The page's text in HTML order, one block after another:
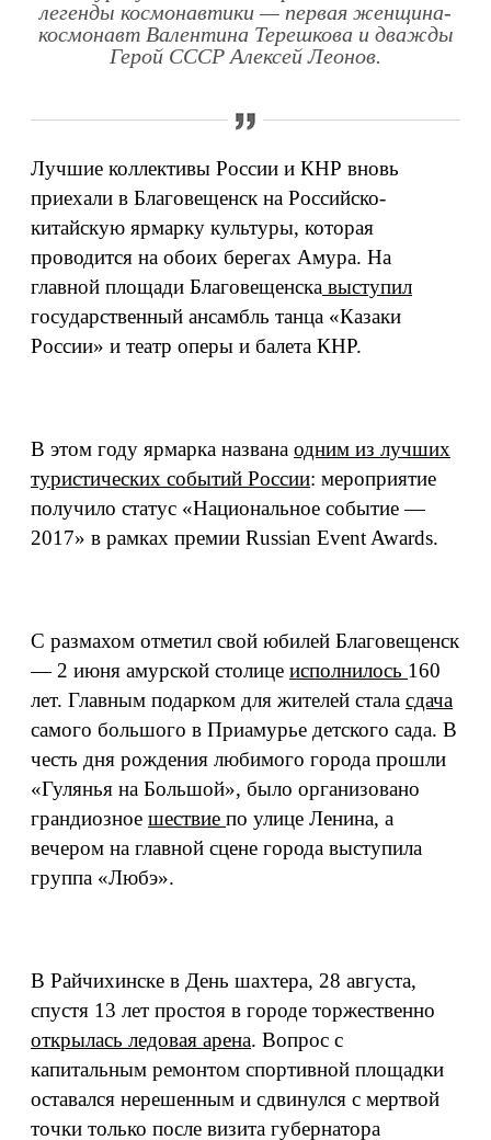
легенды космонавтики — первая женщина-
космонавт Валентина Терешкова и дважды
Герой СССР Алексей Леонов.
Лучшие коллективы России и КНР вновь
приехали в Благовещенск на Российско-
китайскую ярмарку культуры, которая
проводится на обоих берегах Амура. На
главной площади Благовещенска выступил
государственный ансамбль танца «Казаки
России» и театр оперы и балета КНР.
В этом году ярмарка названа одним из лучших
туристических событий России: мероприятие
получило статус «Национальное событие —
2017» в рамках премии Russian Event Awards.
С размахом отметил свой юбилей Благовещенск
— 2 июня амурской столице исполнилось 160
лет. Главным подарком для жителей стала сдача
самого большого в Приамурье детского сада. В
честь дня рождения любимого города прошли
«Гулянья на Большой», было организовано
грандиозное шествие по улице Ленина, а
вечером на главной сцене города выступила
группа «Любэ».
В Райчихинске в День шахтера, 28 августа,
спустя 13 лет простоя в городе торжественно
открылась ледовая арена. Вопрос с
капитальным ремонтом спортивной площадки
оставался нерешенным и сдвинулся с мертвой
точки только после визита губернатора